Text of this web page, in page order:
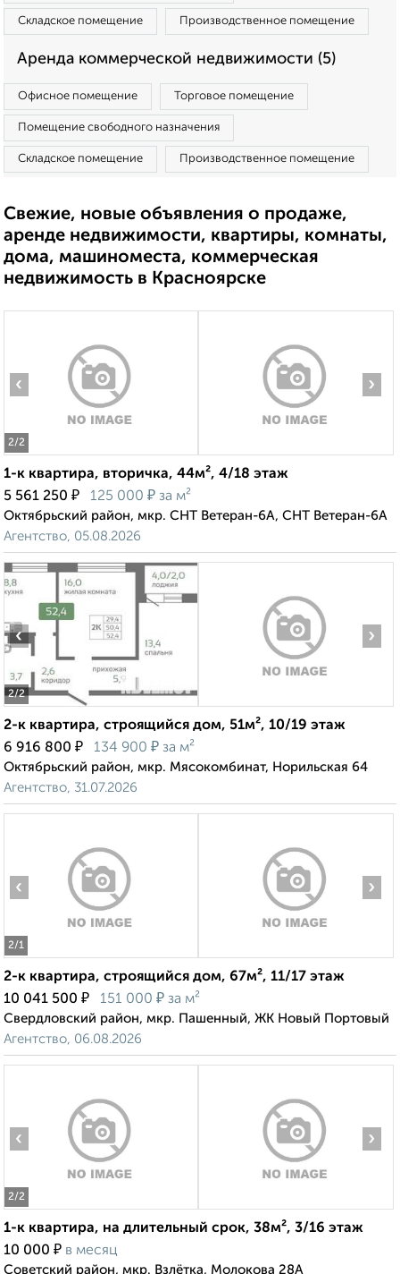
Складское помещение Производственное помещение
Аренда коммерческой недвижимости (5)
Офисное помещение Торговое помещение
Помещение свободного назначения
Складское помещение Производственное помещение
Свежие, новые объявления о продаже,
аренде недвижимости, квартиры, комнаты,
дома, машиноместа, коммерческая
недвижимость в Красноярске
2/2
‹ ›
1-к квартира, вторичка, 44м², 4/18 этаж
5 561 250 ₽ 125 000 ₽ за м²
Октябрьский район, мкр. СНТ Ветеран-6А, СНТ Ветеран-6А
Агентство, 05.08.2026
2/2
‹ ›
2-к квартира, строящийся дом, 51м², 10/19 этаж
6 916 800 ₽ 134 900 ₽ за м²
Октябрьский район, мкр. Мясокомбинат, Норильская 64
Агентство, 31.07.2026
2/1
‹ ›
2-к квартира, строящийся дом, 67м², 11/17 этаж
10 041 500 ₽ 151 000 ₽ за м²
Свердловский район, мкр. Пашенный, ЖК Новый Портовый
Агентство, 06.08.2026
2/2
‹ ›
1-к квартира, на длительный срок, 38м², 3/16 этаж
10 000 ₽ в месяц
Советский район, мкр. Взлётка, Молокова 28А